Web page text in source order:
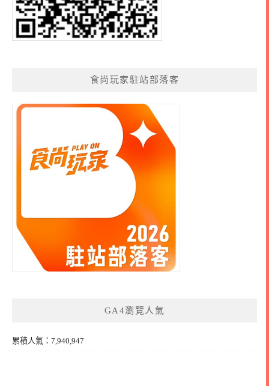
食尚玩家駐站部落客
GA4瀏覽人氣
累積人氣：7,940,947